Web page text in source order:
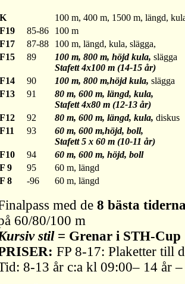
K
100 m, 400 m, 1500 m, längd,
F19
85-86
100 m
F17
87-88
100 m, längd, kula, slägga,
F15
89 100 m, 800 m, höjd kula, slägga
Stafett 4x100 m (14-15 år)
F14
90 100 m, 800 m,höjd kula, slägga
F13
91
80 m, 600 m, längd, kula,
Stafett 4x80 m (12-13 år)
F12
92 80 m, 600 m, längd, kula, diskus
F11
93
60 m, 600 m,höjd, boll,
Stafett 5 x 60 m (10-11 år)
F10
94
60 m, 600 m, höjd, boll
F 9
95
60 m, längd
F 8
-96 60 m, längd
med de 8 bästa
60/80/100 m
stil= Grenar i STH-Cup
FP 8-17: Plaketter till
8-13 år c:a kl 09:00– 14 år